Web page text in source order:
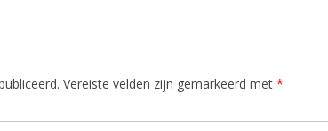
Vereiste velden zijn gemarkeerd met *